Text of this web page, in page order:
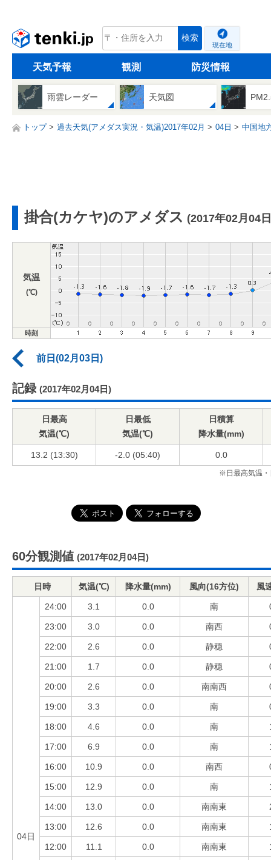
tenki.jp 検索
現在地
天気予報 観測 防災情報
雨雲レーダー 天気図
トップ 過去天気(アメダス実況・気温)2017年02月 04日 中国地
掛合(カケヤ)のアメダス (2017年02月04
気温
(℃)
時刻
前日(02月03日)
記録 (2017年02月04日)
日最高
気温(℃)
日最低
気温(℃)
日積算
降水量(mm)
13.2 (13:30) -2.0 (05:40) 0.0
※日最高気温・
60分観測値 (2017年02月04日)
日時 気温(℃) 降水量(mm) 風向(16方位) 風
04日
24:00 3.1 0.0 南
23:00 3.0 0.0 南西
22:00 2.6 0.0 静穏
21:00 1.7 0.0 静穏
20:00 2.6 0.0 南南西
19:00 3.3 0.0 南
18:00 4.6 0.0 南
17:00 6.9 0.0 南
16:00 10.9 0.0 南西
15:00 12.9 0.0 南
14:00 13.0 0.0 南南東
13:00 12.6 0.0 南南東
12:00 11.1 0.0 南南東